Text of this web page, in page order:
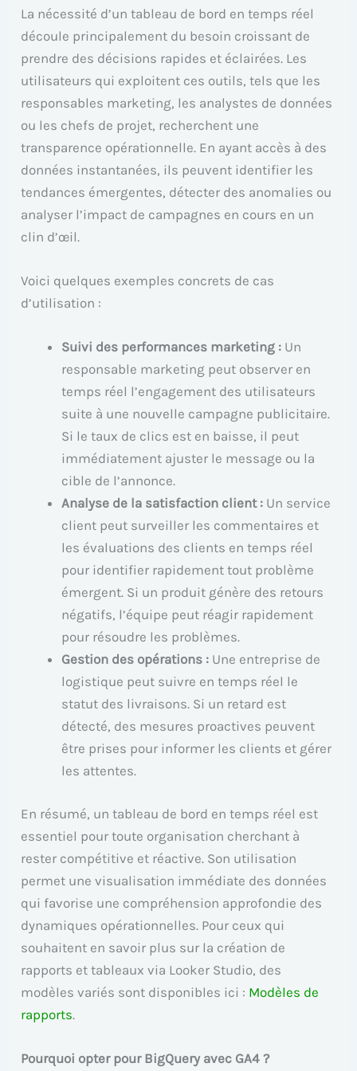
La nécessité d’un tableau de bord en temps réel
découle principalement du besoin croissant de
prendre des décisions rapides et éclairées. Les
utilisateurs qui exploitent ces outils, tels que les
responsables marketing, les analystes de données
ou les chefs de projet, recherchent une
transparence opérationnelle. En ayant accès à des
données instantanées, ils peuvent identifier les
tendances émergentes, détecter des anomalies ou
analyser l’impact de campagnes en cours en un
clin d’œil.
Voici quelques exemples concrets de cas
d’utilisation :
Suivi des performances marketing : Un
responsable marketing peut observer en
temps réel l’engagement des utilisateurs
suite à une nouvelle campagne publicitaire.
Si le taux de clics est en baisse, il peut
immédiatement ajuster le message ou la
cible de l’annonce.
Analyse de la satisfaction client : Un service
client peut surveiller les commentaires et
les évaluations des clients en temps réel
pour identifier rapidement tout problème
émergent. Si un produit génère des retours
négatifs, l’équipe peut réagir rapidement
pour résoudre les problèmes.
Gestion des opérations : Une entreprise de
logistique peut suivre en temps réel le
statut des livraisons. Si un retard est
détecté, des mesures proactives peuvent
être prises pour informer les clients et gérer
les attentes.
En résumé, un tableau de bord en temps réel est
essentiel pour toute organisation cherchant à
rester compétitive et réactive. Son utilisation
permet une visualisation immédiate des données
qui favorise une compréhension approfondie des
dynamiques opérationnelles. Pour ceux qui
souhaitent en savoir plus sur la création de
rapports et tableaux via Looker Studio, des
modèles variés sont disponibles ici : Modèles de
rapports.
Pourquoi opter pour BigQuery avec GA4 ?